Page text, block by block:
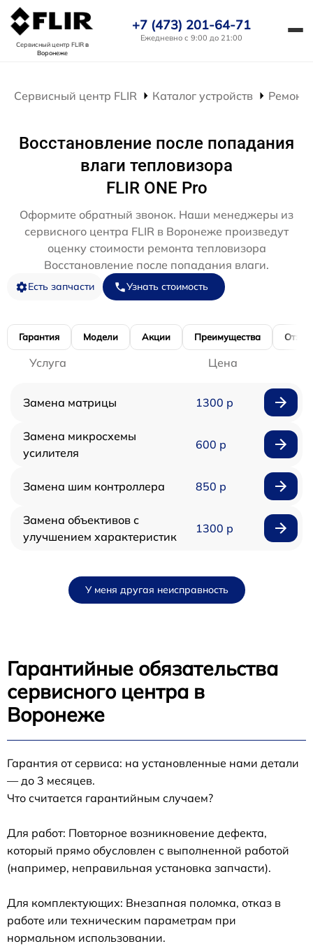
Сервисный центр FLIRв
Воронеже
+7 (473) 201-64-71
Ежедневно с 9:00 до 21:00
Сервисный центр FLIR Каталог устройств Ремонт
Восстановление после попадания
влаги тепловизора
FLIR ONE Pro
Оформите обратный звонок. Наши менеджеры из
сервисного центра FLIR в Воронеже произведут
оценку стоимости ремонта тепловизора
Восстановление после попадания влаги.
Есть запчасти Узнать стоимость
Гарантия Модели Акции Преимущества
Услуга Цена
Замена матрицы 1300 р
Замена микросхемы
усилителя
600 р
Замена шим контроллера 850 р
Замена объективов с
улучшением характеристик
1300 р
У меня другая неисправность
Гарантийные обязательства
сервисного центра в
Воронеже
Гарантия от сервиса: на установленные нами детали
— до 3 месяцев.
Что считается гарантийным случаем?
Для работ: Повторное возникновение дефекта,
который прямо обусловлен с выполненной работой
(например, неправильная установка запчасти).
Для комплектующих: Внезапная поломка, отказ в
работе или техническим параметрам при
нормальном использовании.